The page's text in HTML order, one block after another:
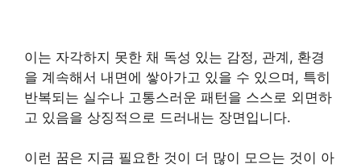
이는 자각하지 못한 채 독성 있는 감정, 관계, 환경
을 계속해서 내면에 쌓아가고 있을 수 있으며, 특히
반복되는 실수나 고통스러운 패턴을 스스로 외면하
고 있음을 상징적으로 드러내는 장면입니다.
이런 꿈은 지금 필요한 것이 더 많이 모으는 것이 아